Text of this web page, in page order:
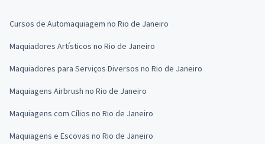
Cursos de Automaquiagem no Rio de Janeiro
Maquiadores Artísticos no Rio de Janeiro
Maquiadores para Serviços Diversos no Rio de Janeiro
Maquiagens Airbrush no Rio de Janeiro
Maquiagens com Cílios no Rio de Janeiro
Maquiagens e Escovas no Rio de Janeiro